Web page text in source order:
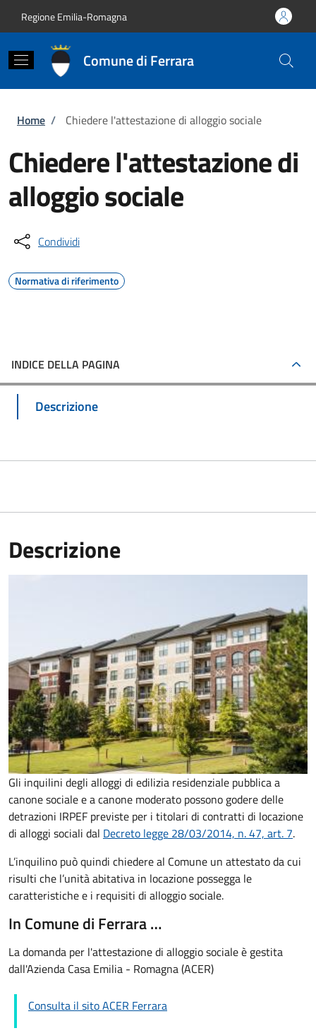
Regione Emilia-Romagna
Comune di Ferrara
Briciole di pane
Home / Chiedere l'attestazione di alloggio sociale
Chiedere l'attestazione di
alloggio sociale
Condividi
Normativa di riferimento
INDICE DELLA PAGINA
Descrizione
Descrizione
Gli inquilini degli alloggi di edilizia residenziale pubblica a
canone sociale e a canone moderato possono godere delle
detrazioni IRPEF previste per i titolari di contratti di locazione
di alloggi sociali dal Decreto legge 28/03/2014, n. 47, art. 7.
L’inquilino può quindi chiedere al Comune un attestato da cui
risulti che l’unitàabitativa in locazione possegga le
caratteristiche e i requisiti di alloggio sociale.
In Comune di Ferrara …
La domanda per l'attestazione di alloggio sociale è gestita
dall'Azienda Casa Emilia - Romagna (ACER)
Consulta il sito ACER Ferrara